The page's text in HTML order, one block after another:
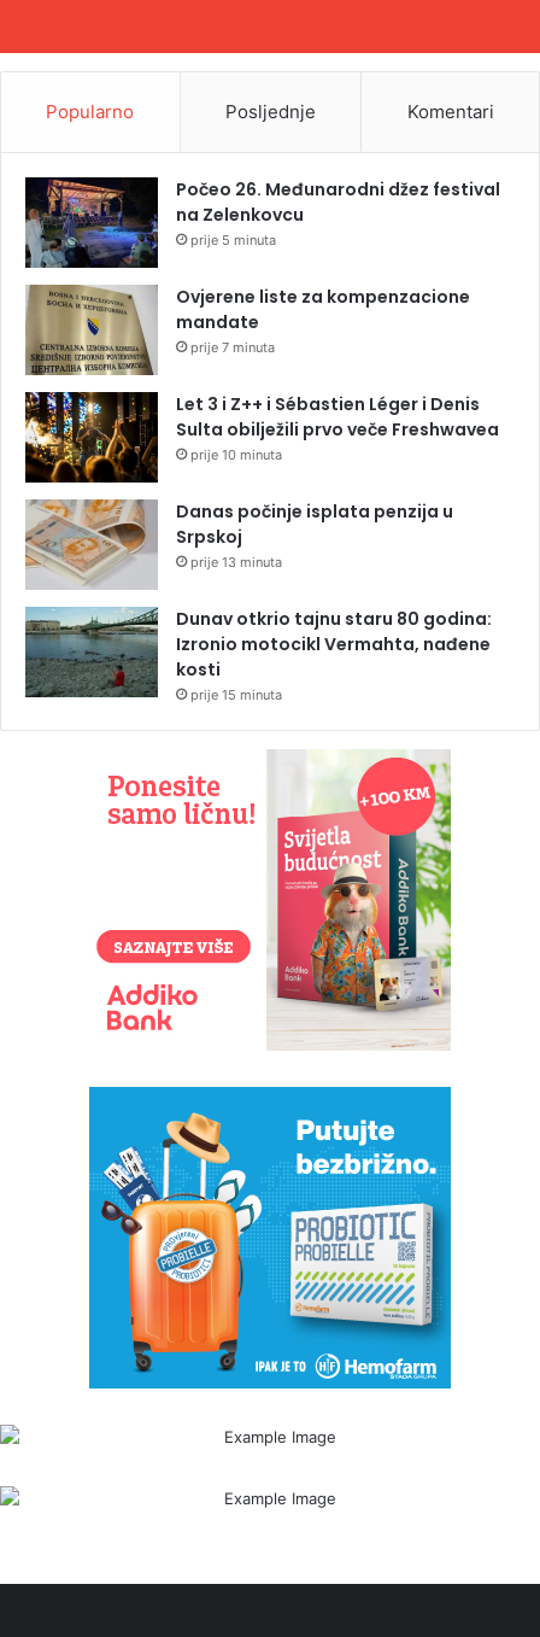
Popularno Posljednje Komentari
Počeo 26. Međunarodni džez festival
na Zelenkovcu
prije 5 minuta
Ovjerene liste za kompenzacione
mandate
prije 7 minuta
Let 3 i Z++ i Sébastien Léger i Denis
Sulta obilježili prvo veče Freshwavea
prije 10 minuta
Danas počinje isplata penzija u
Srpskoj
prije 13 minuta
Dunav otkrio tajnu staru 80 godina:
Izronio motocikl Vermahta, nađene
kosti
prije 15 minuta